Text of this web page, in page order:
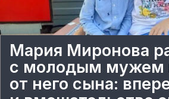
Мария Миронова
с молодым мужем
от него сына: